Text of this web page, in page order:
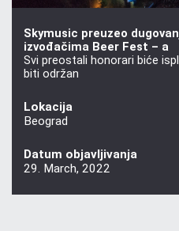
Skymusic preuzeo
izvođačima Beer Fest – a
Svi preostali honorari biće
biti održan
Lokacija
Beograd
Datum objavljivanja
29. March, 2022